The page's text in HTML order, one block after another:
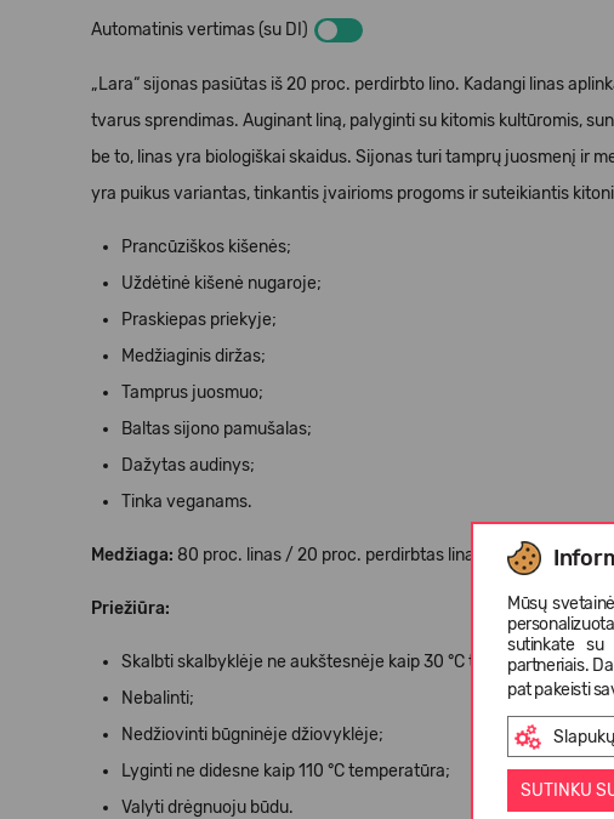
Mūsų
sutinkate su
partneriais.
pat pakeisti
SUTINKU
Automatinis vertimas (su DI)
„Lara“ sijonas pasiūtas iš 20 proc. perdirbto lino. Kadangi linas
tvarus sprendimas. Auginant liną, palyginti su kitomis kultūromis,
be to, linas yra biologiškai skaidus. Sijonas turi tamprų juosmenį ir
yra puikus variantas, tinkantis įvairioms progoms ir suteikiantis
Prancūziškos kišenės;
Uždėtinė kišenė nugaroje;
Praskiepas priekyje;
Medžiaginis diržas;
Tamprus juosmuo;
Baltas sijono pamušalas;
Dažytas audinys;
Tinka veganams.
Medžiaga: 80 proc. linas / 20 proc. perdirbtas linas.
Priežiūra:
Skalbti skalbyklėje ne aukštesnėje kaip 30 °C temperatūroje
Nebalinti;
Nedžiovinti būgninėje džiovyklėje;
Lyginti ne didesne kaip 110 °C temperatūra;
Valyti drėgnuoju būdu.